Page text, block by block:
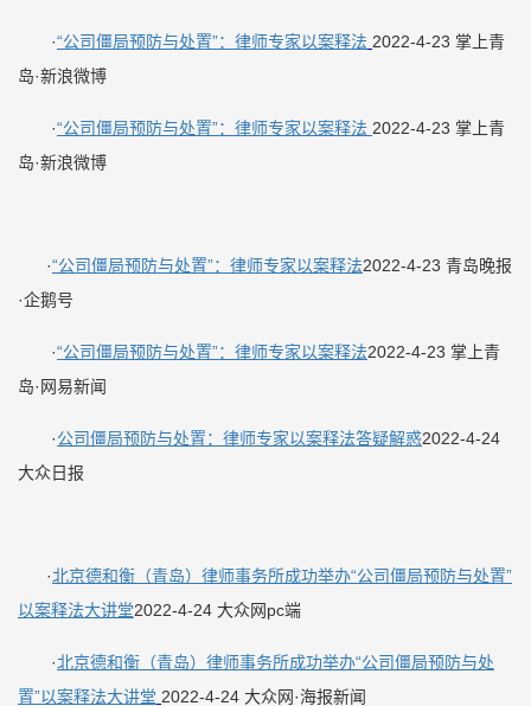
·“公司僵局预防与处置”：律师专家以案释法 2022-4-23 掌上青
岛·新浪微博
·“公司僵局预防与处置”：律师专家以案释法 2022-4-23 掌上青
岛·新浪微博
·“公司僵局预防与处置”：律师专家以案释法2022-4-23 青岛晚报
·企鹅号
·“公司僵局预防与处置”：律师专家以案释法2022-4-23 掌上青
岛·网易新闻
·公司僵局预防与处置：律师专家以案释法答疑解惑2022-4-24
大众日报
·北京德和衡（青岛）律师事务所成功举办“公司僵局预防与处置”
以案释法大讲堂2022-4-24 大众网pc端
·北京德和衡（青岛）律师事务所成功举办“公司僵局预防与处
置”以案释法大讲堂 2022-4-24 大众网·海报新闻